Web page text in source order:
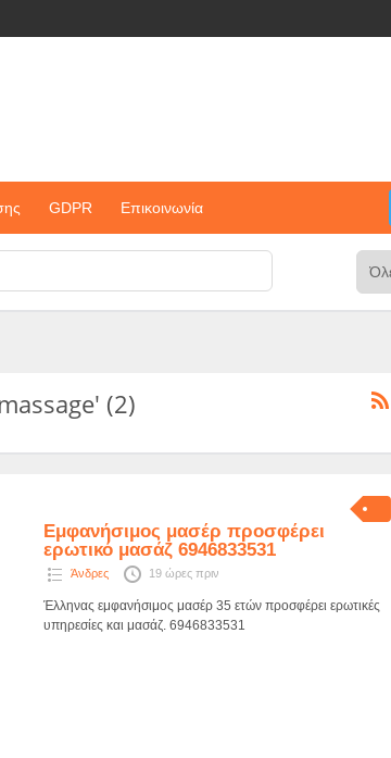
GDPR Επικοινωνία
(2)
Εμφανήσιμος μασέρ προσφέρει
ερωτικό μασάζ 6946833531
Άνδρες 19 ώρες πριν
Έλληνας εμφανήσιμος μασέρ 35 ετών προσφέρει ερωτικές
υπηρεσίες και μασάζ. 6946833531